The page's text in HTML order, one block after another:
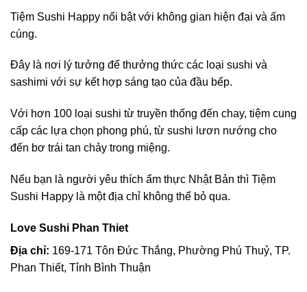
Tiệm Sushi Happy nổi bật với không gian hiện đại và ấm
cúng.
Đây là nơi lý tưởng để thưởng thức các loại sushi và
sashimi với sự kết hợp sáng tạo của đầu bếp.
Với hơn 100 loại sushi từ truyền thống đến chay, tiệm cung
cấp các lựa chọn phong phú, từ sushi lươn nướng cho
đến bơ trái tan chảy trong miệng.
Nếu bạn là người yêu thích ẩm thực Nhật Bản thì Tiệm
Sushi Happy là một địa chỉ không thể bỏ qua.
Love Sushi Phan Thiet
Địa chỉ: 169-171 Tôn Đức Thắng, Phường Phú Thuỷ, TP.
Phan Thiết, Tỉnh Bình Thuận